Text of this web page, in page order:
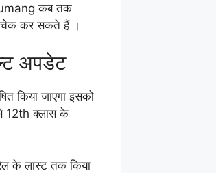
umang कब तक
चेक कर सकते हैं ।
अपडेट
किया जाएगा इसको
12th क्लास के
के लास्ट तक किया